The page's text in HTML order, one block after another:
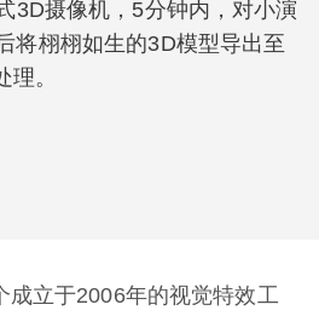
3D摄像机，5分钟内，对小演
将栩栩如生的3D模型导出至
。
成立于2006年的视觉特效工